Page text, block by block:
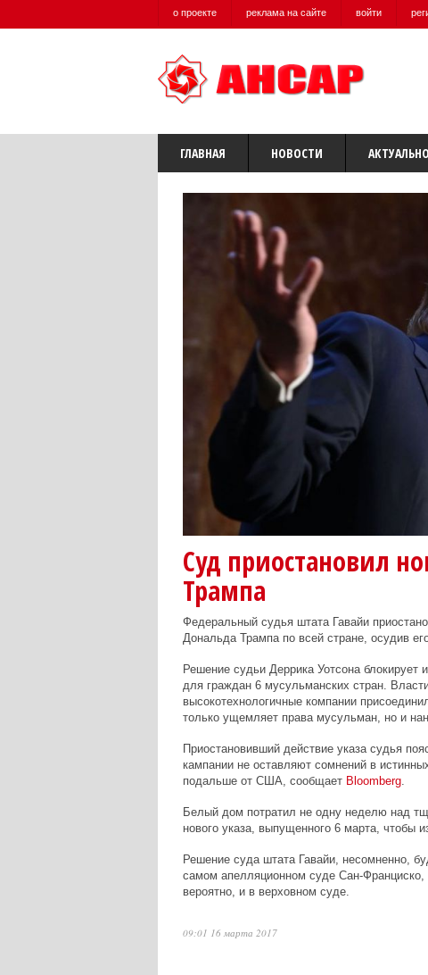
о проекте реклама на сайте войти
ГЛАВНАЯ НОВОСТИ АКТУАЛЬНО
Суд приостановил
Трампа
Федеральный судья штата Гавайи
Дональда Трампа по всей стране, осудив
Решение судьи Деррика Уотсона блокирует
для граждан 6 мусульманских стран.
высокотехнологичные компании
только ущемляет права мусульман, но и
Приостановивший действие указа судья
кампании не оставляют сомнений в
подальше от США, сообщает Bloomberg.
Белый дом потратил не одну неделю над
нового указа, выпущенного 6 марта, чтобы
Решение суда штата Гавайи, несомненно,
самом апелляционном суде Сан-
вероятно, и в верховном суде.
09:01 16 марта 2017